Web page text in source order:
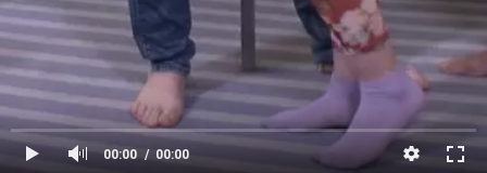
00:00 00:00